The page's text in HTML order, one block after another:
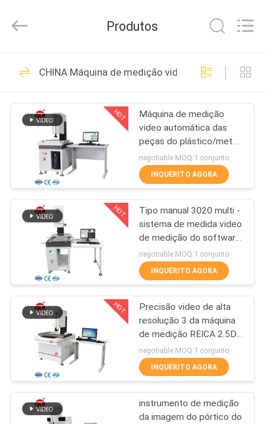
CASA
PRODUTOS
VÍDEOS
SOBRE
NÓS
EXCURSÃO
FÁBRICA
CONTROLE
QUALIDADE
CONTACTE-
NOS
Instrument
Technology
All
Reserved.
Máquina de teste de
borracha
268
Vulcanizando a
máquina da
imprensa
43
Moinho de dois
rolos
70
Produtos
CHINA Máquina de medição video
HOT
Máquina de medição
video automática das
peças do plástico/metal
para duas coordenadas
negotiable MOQ:1 conjunto
INQUÉRITO AGORA
HOT
Tipo manual 3020 multi -
sistema de medida video
de medição do software
da função
negotiable MOQ:1 conjunto
INQUÉRITO AGORA
HOT
Precisão video de alta
resolução 3 da máquina
de medição REICA 2.5D
+ L/75 mícrons
negotiable MOQ:1 conjunto
INQUÉRITO AGORA
instrumento de medição
da imagem do pórtico do